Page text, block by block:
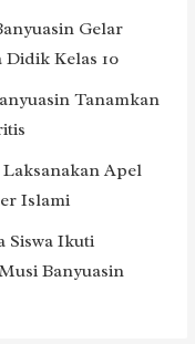
Gelar
Didik Kelas 10
Tanamkan
Apel
Islami
Siswa Ikuti
Banyuasin